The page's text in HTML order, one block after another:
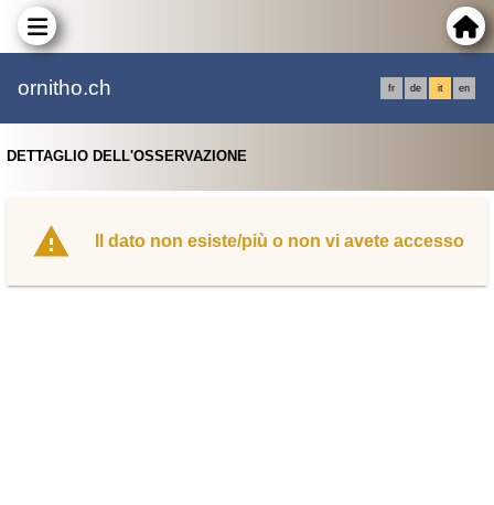
ornitho.ch fr de it en
DETTAGLIO DELL'OSSERVAZIONE
Il dato non esiste/più o non vi avete accesso